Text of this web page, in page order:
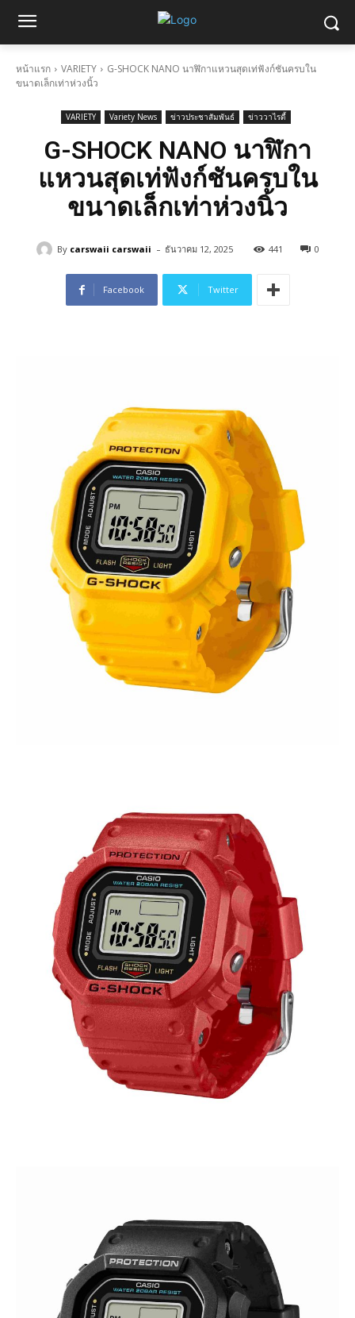
หน้าแรก VARIETY
G-SHOCK NANO นาฬิกาแหวนสุดเท่ฟังก์ชันครบใน
ขนาดเล็กเท่าห่วงนิ้ว
VARIETY Variety News ข่าวประชาสัมพันธ์ ข่าววาไรตี้
G-SHOCK NANO นาฬิกา
แหวนสุดเท่ฟังก์ชันครบใน
ขนาดเล็กเท่าห่วงนิ้ว
By carswaii carswaii - ธันวาคม 12, 2025 441 0
Facebook Twitter